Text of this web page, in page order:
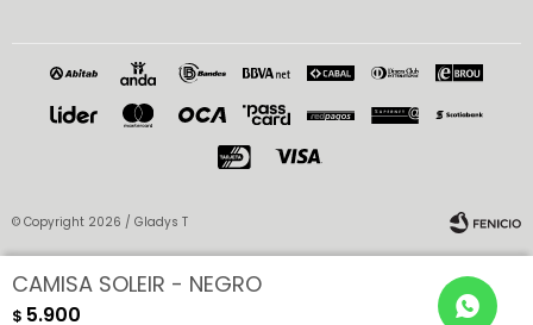
CAMISA SOLEIR - NEGRO
$ 5.900
© Copyright 2026 / Gladys T